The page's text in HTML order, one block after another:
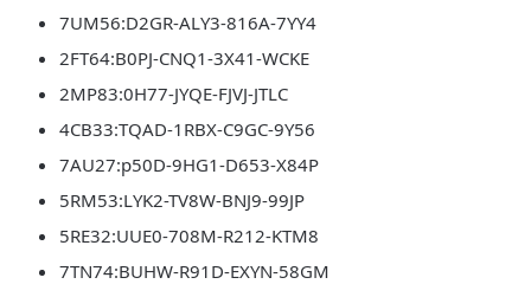
7UM56:D2GR-ALY3-816A-7YY4
2FT64:B0PJ-CNQ1-3X41-WCKE
2MP83:0H77-JYQE-FJVJ-JTLC
4CB33:TQAD-1RBX-C9GC-9Y56
7AU27:p50D-9HG1-D653-X84P
5RM53:LYK2-TV8W-BNJ9-99JP
5RE32:UUE0-708M-R212-KTM8
7TN74:BUHW-R91D-EXYN-58GM